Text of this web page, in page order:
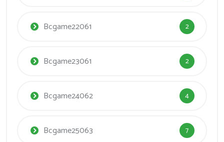
Bcgame22061 2
Bcgame23061 2
Bcgame24062 4
Bcgame25063 7